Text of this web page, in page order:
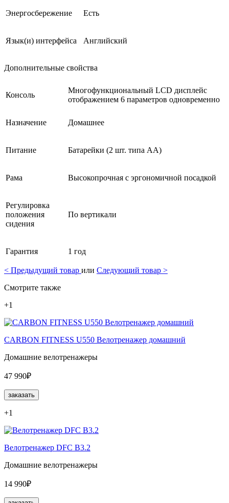
Энергосбережение Есть
Язык(и) интерфейса Английский
Дополнительные свойства
Консоль
Многофункциональный LCD дисплейс
отображением 6 параметров одновременно
Назначение Домашнее
Питание Батарейки (2 шт. типа AA)
Рама Высокопрочная с эргономичной посадкой
Регулировка
положения
сидения
По вертикали
Гарантия 1 год
< Предыдущий товар или Следующий товар >
Смотрите также
+1
CARBON FITNESS U550 Велотренажер домашний
Домашние велотренажеры
47 990₽
заказать
+1
Велотренажер DFC B3.2
Домашние велотренажеры
14 990₽